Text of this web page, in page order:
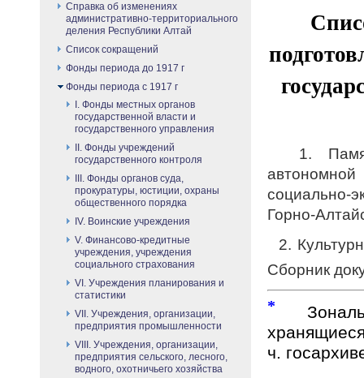
Справка об изменениях
административно-территориального
деления Республики Алтай
Список сокращений
Фонды периода до 1917 г
Фонды периода с 1917 г
I. Фонды местных органов
государственной власти и
государственного управления
II. Фонды учреждений
государственного контроля
III. Фонды органов суда,
прокуратуры, юстиции, охраны
общественного порядка
IV. Воинские учреждения
V. Финансово-кредитные
учреждения, учреждения
социального страхования
VI. Учреждения планирования и
статистики
VII. Учреждения, организации,
предприятия промышленности
VIII. Учреждения, организации,
предприятия сельского, лесного,
водного, охотничьего хозяйства
1.
социально-
Горно-
2.
Сборник
*
ч.